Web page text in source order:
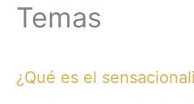
Temas
¿Qué es el